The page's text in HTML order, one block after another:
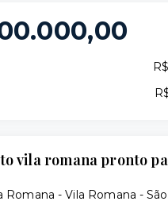
vila romana pronto
Romana - Vila Romana - São